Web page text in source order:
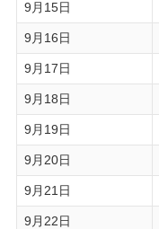
9月15日
9月16日
9月17日
9月18日
9月19日
9月20日
9月21日
9月22日